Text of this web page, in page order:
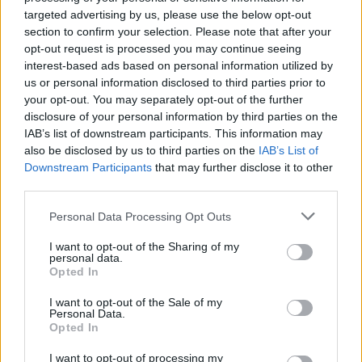
targeted advertising by us, please use the below opt-out
section to confirm your selection. Please note that after your
opt-out request is processed you may continue seeing
interest-based ads based on personal information utilized by
us or personal information disclosed to third parties prior to
your opt-out. You may separately opt-out of the further
disclosure of your personal information by third parties on the
IAB’s list of downstream participants. This information may
also be disclosed by us to third parties on the IAB’s List of
Downstream Participants that may further disclose it to other
Personal Data Processing Opt Outs
I want to opt-out of the Sharing of my
personal data.
Opted In
I want to opt-out of the Sale of my
Personal Data.
Opted In
I want to opt-out of processing my
Börja prenumerera för att läsa detta innehåll.
Starta din prenumerationhär
Eller logga in på ditt konto nedan:
Username or E-mail
Password
Remember Me